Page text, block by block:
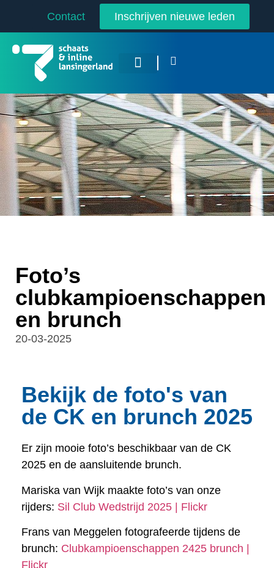
Inschrijven nieuwe leden
Contact
Foto’s
clubkampioenschappen
en brunch
20-03-2025
Bekijk de foto's van
de CK en brunch 2025
Er zijn mooie foto’s beschikbaar van de CK
2025 en de aansluitende brunch.
Mariska van Wijk maakte foto’s van onze
rijders: Sil Club Wedstrijd 2025 | Flickr
Frans van Meggelen fotografeerde tijdens de
brunch: Clubkampioenschappen 2425 brunch |
Flickr